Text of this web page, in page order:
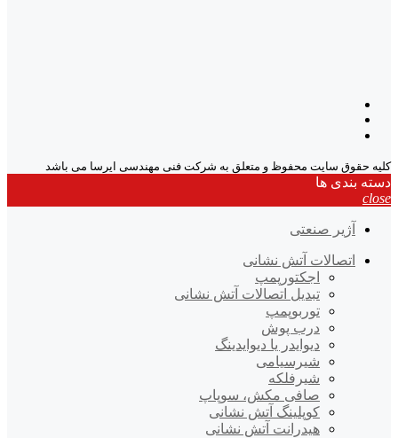
کلیه حقوق سایت محفوظ و متعلق به شرکت فنی مهندسی ایرسا می باشد
دسته بندی ها
close
آژیر صنعتی
اتصالات آتش نشانی
اجکتورپمپ
تبدیل اتصالات آتش نشانی
توربوپمپ
درب پوش
دیوایدر یا دیوایدینگ
شیرسیامی
شیرفلکه
صافی مکش، سوپاپ
کوپلینگ آتش نشانی
هیدرانت آتش نشانی